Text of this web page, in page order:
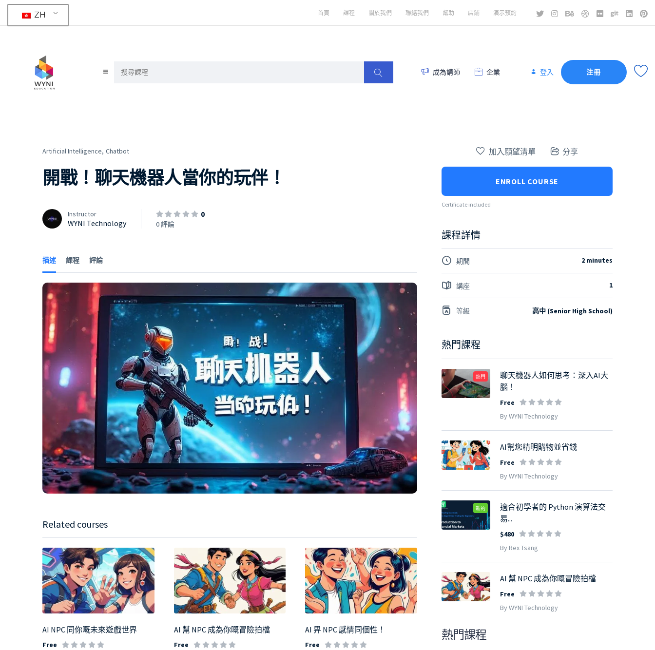
ZH 首頁 課程 關於我們 聯絡我們 幫助 店鋪 演示預約
成為講師 企業 登入 注冊
Artificial Intelligence, Chatbot
開戰！聊天機器人當你的玩伴！
Instructor
WYNI Technology
0
0 評論
描述 課程 評論
Related courses
AI NPC 同你嘅未來遊戲世界
Free
AI 幫 NPC 成為你嘅冒險拍檔
Free
AI 畀 NPC 感情同個性！
Free
加入願望清單 分享
ENROLL COURSE
Certificate included
課程詳情
期間 2 minutes
講座 1
等級 高中 (Senior High School)
熱門課程
熱門
聊天機器人如何思考：深入AI大
腦！
Free
By WYNI Technology
AI幫您精明購物並省錢
Free
By WYNI Technology
新的
適合初學者的 Python 演算法交
易...
$480
By Rex Tsang
AI 幫 NPC 成為你嘅冒險拍檔
Free
By WYNI Technology
熱門課程